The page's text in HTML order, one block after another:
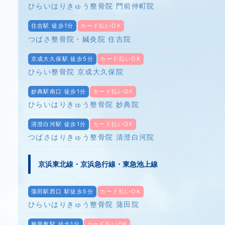
ひらいはりきゅう整骨院 門前仲町院
住吉駅 徒歩1分 カード払いOK
つばさ整骨院・鍼灸院 住吉院
京成大久保駅 徒歩5分 カード払いOK
ひらい整骨院 京成大久保院
妙典駅南口 徒歩1分 カード払いOK
ひらいはりきゅう整骨院 妙典院
清澄白河駅 徒歩1分 カード払いOK
つばさはりきゅう整骨院 清澄白河院
京浜東北線・京浜急行線・東急池上線
蒲田駅西口 駅徒歩5分 カード払いOK
ひらいはりきゅう整骨院 蒲田院